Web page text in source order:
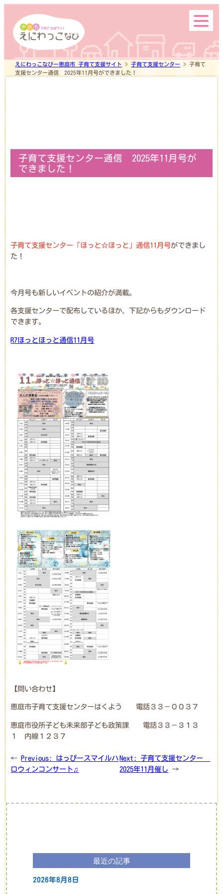
えにわっこなびー恵庭市 子育て支援サイト >子育て支援センター >子育て
支援センター通信 2025年11月号ができました！
子育て支援センター通信 2025年11月号が
できました！
子育て支援センター「ほっと☆ほっと」通信11月号ができまし
た！
今月号も新しいイベントの紹介が満載。
各支援センターで配布しているほか、下記からもダウンロード
できます。
R7ほっとほっと通信11月号
【問い合わせ】
恵庭市子育て支援センターはくよう 電話３３－００３７
恵庭市役所子ども未来部子ども政策課 電話３３－３１３
１ 内線１２３７
← Previous: はっぴースマイルハ
ロウィンコンサート♫
Next:子育て支援センター
2025年11月催し →
最近の記事
2026年8月8日
top